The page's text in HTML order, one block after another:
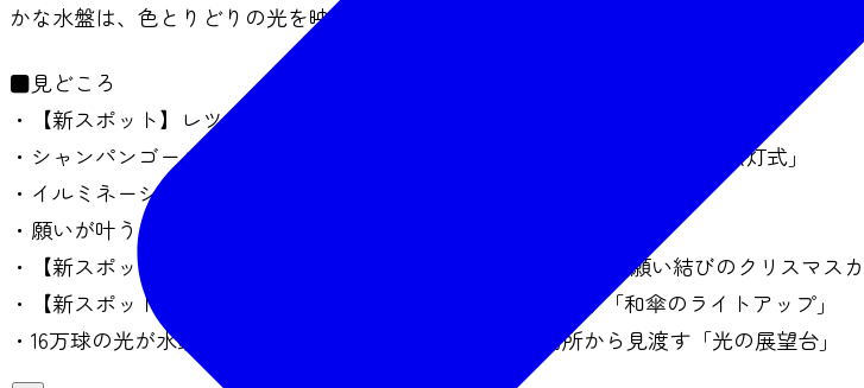
かな水盤は、色とりどりの光を映す水鏡へ。 水面に広がり、移ろう光が描く、美しい冬
■見どころ
・【新スポット】レツルタワーが聖夜に染まる。初の「クリスマス特別点灯」
・シャンパンゴールドと7色のイルミネーションを交互にお楽しみ頂ける「点灯式」
・イルミネーションで飾られた全長10mの「光と雪のアーチ」
・願いが叶う「幸せのプリンセスパール」を探す「光の宝探し」
・【新スポット】願いを込めたクリスマスカードでアーチ彩る「願い結びのクリスマスカ
・【新スポット】12月は青を基調にした”冬のきらめき”を纏う「和傘のライトアップ」
・16万球の光が水鏡に映り込む圧巻の景色を、一番高い場所から見渡す「光の展望台」